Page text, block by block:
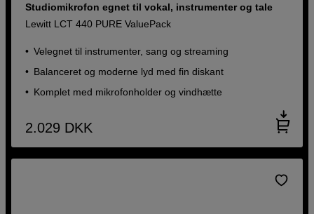
Studiomikrofon egnet til vokal, instrumenter og tale
Lewitt LCT 440 PURE ValuePack
Velegnet til instrumenter, sang og streaming
Balanceret og moderne lyd med fin diskant
Komplet med mikrofonholder og vindhætte
2.029 DKK